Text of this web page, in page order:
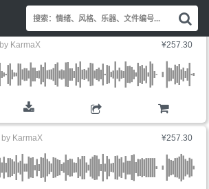
Search
索
情
风
器
文
编
号
价格最低
¥257.30
by KarmaX
¥257.30
by KarmaX